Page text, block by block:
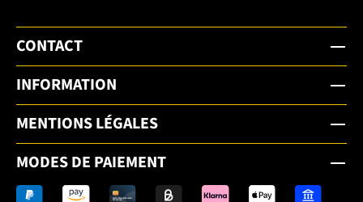
CONTACT
INFORMATION
MENTIONS LÉGALES
MODES DE PAIEMENT